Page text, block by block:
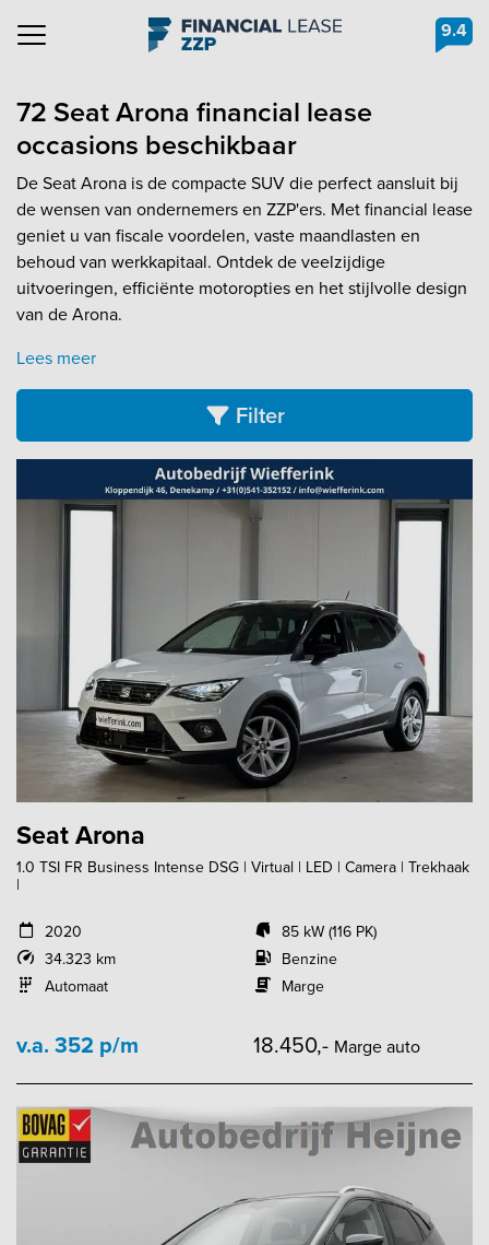
Navigation 9.4
72 Seat Arona financial lease
occasions beschikbaar
De Seat Arona is de compacte SUV die perfect aansluit bij
de wensen van ondernemers en ZZP'ers. Met financial lease
geniet u van fiscale voordelen, vaste maandlasten en
behoud van werkkapitaal. Ontdek de veelzijdige
uitvoeringen, efficiënte motoropties en het stijlvolle design
van de Arona.
Lees meer
Filter
Seat Arona
1.0 TSI FR Business Intense DSG | Virtual | LED | Camera | Trekhaak
|
2020
34.323 km
Automaat
85 kW (116 PK)
Benzine
Marge
v.a. 352 p/m 18.450,- Marge auto